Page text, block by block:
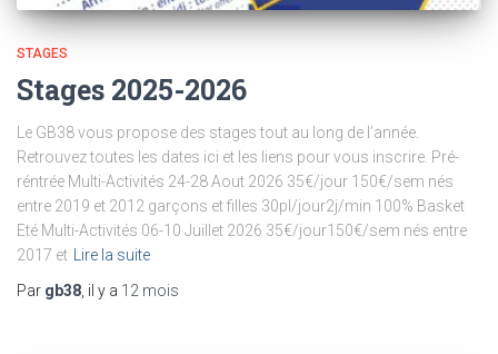
STAGES
Stages 2025-2026
Le GB38 vous propose des stages tout au long de l’année.
Retrouvez toutes les dates ici et les liens pour vous inscrire. Pré-
réntrée Multi-Activités 24-28 Aout 2026 35€/jour 150€/sem nés
entre 2019 et 2012 garçons et filles 30pl/jour2j/min 100% Basket
Eté Multi-Activités 06-10 Juillet 2026 35€/jour150€/sem nés entre
2017 et
Lire la suite
Par gb38 , il y a 12 mois